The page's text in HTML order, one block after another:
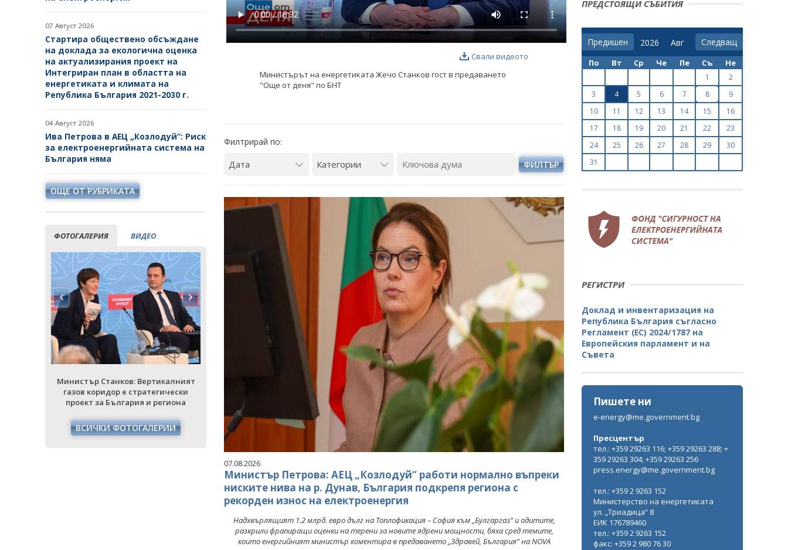
07 Август 2026
Стартира обществено обсъждане
на доклада за екологична оценка
на актуализирания проект на
Интегриран план в областта на
енергетиката и климата на
Република България 2021-2030 г.
04 Август 2026
Ива Петрова в АЕЦ „Козлодуй“: Риск
за електроенергийната система на
България няма
ОЩЕ ОТ РУБРИКАТА
ФОТОГАЛЕРИЯ ВИДЕО
Министър Станков: Вертикалният
газов коридор е стратегически
проект за България и региона
ВСИЧКИ ФОТОГАЛЕРИИ
Министър Станков: Вертикалният
газов коридор е стратегически
проект за България и региона
ВСИЧКИ ФОТОГАЛЕРИИ
Министър Станков: Вертикалният
газов коридор е стратегически
проект за България и региона
ВСИЧКИ ФОТОГАЛЕРИИ
Свали видеото
Министърът на енергетиката Жечо Станков гост в предаването
"Още от деня" по БНТ
Филтрирай по:
ФИЛТЪР
07.08.2026
Министър Петрова: АЕЦ „Козлодуй“ работи нормално въпреки
ниските нива на р. Дунав, България подкрепя региона с
рекорден износ на електроенергия
Надхвърлящият 1.2 млрд. евро дълг на Топлофикация – София към „Булгаргаз“ и одитите,
разкрили фрапиращи оценки на терени за новите ядрени мощности, бяха сред темите,
които енергийният министър коментира в предаването „Здравей, България“ на NOVA
ПРЕДСТОЯЩИ СЪБИТИЯ
Предишен Следващ
По Вт Ср Че Пе Съ Не
1
2
3
4 5 6 7 8
9
10
11 12 13 14 15
16
17
18 19 20 21 22
23
24
25 26 27 28 29
30
31
РЕГИСТРИ
Доклад и инвентаризация на
Република България съгласно
Регламент (ЕС) 2024/1787 на
Европейския парламент и на
Съвета
Пишете ни
e-energy@me.government.bg
Пресцентър
тел.: +359 29263 116; +359 29263 288; +
359 29263 304; +359 29263 256
press.energy@me.government.bg
тел.: +359 2 9263 152
Министерство на енергетиката
ул. „Триадица“ 8
ЕИК 176789460
тел.: +359 2 9263 152
факс: +359 2 980 76 30